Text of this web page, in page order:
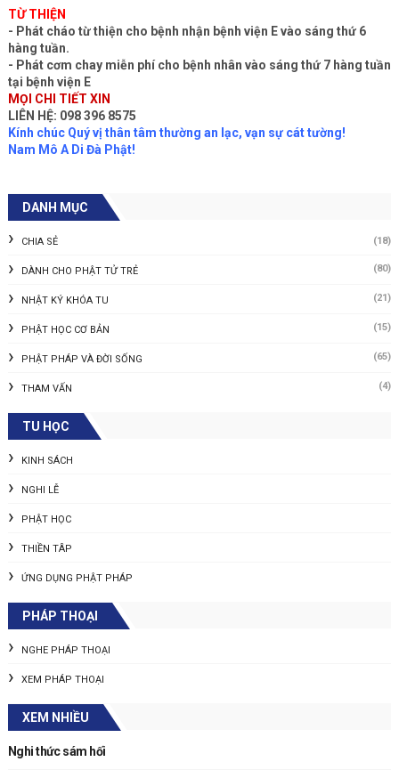
TỪ THIỆN
- Phát cháo từ thiện cho bệnh nhận bệnh viện E vào sáng thứ 6
hàng tuần.
- Phát cơm chay miễn phí cho bệnh nhân vào sáng thứ 7 hàng tuần
tại bệnh viện E
MỌI CHI TIẾT XIN
LIÊN HỆ: 098 396 8575
Kính chúc Quý vị thân tâm thường an lạc, vạn sự cát tường!
Nam Mô A Di Đà Phật!
DANH MỤC
CHIA SẺ (18)
DÀNH CHO PHẬT TỬ TRẺ (80)
NHẬT KÝ KHÓA TU (21)
PHẬT HỌC CƠ BẢN (15)
PHẬT PHÁP VÀ ĐỜI SỐNG (65)
THAM VẤN (4)
TU HỌC
KINH SÁCH
NGHI LỄ
PHẬT HỌC
THIỀN TÂP
ỨNG DỤNG PHẬT PHÁP
PHÁP THOẠI
NGHE PHÁP THOẠI
XEM PHÁP THOẠI
XEM NHIỀU
Nghi thức sám hối